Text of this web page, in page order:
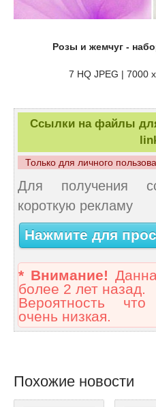
Розы и жемчуг -
7 HQ JPEG | 7000
Ссылки на файлы для
Только для личного
Для получения
короткую рекламу
Нажмите для
* Внимание!
более 2 лет назад.
Вероятность
очень низкая.
Похожие новости